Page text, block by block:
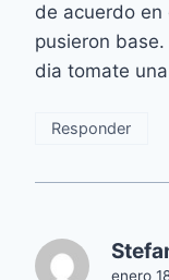
de acuerdo en
pusieron
dia tomate
Responder
enero